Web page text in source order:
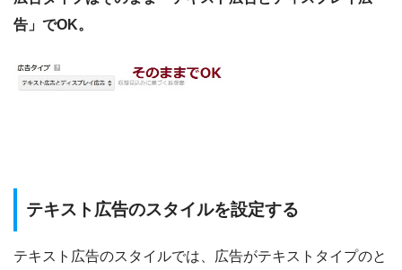
告」でOK。
テキスト広告のスタイルを設定する
テキスト広告のスタイルでは、広告がテキストタイプのと